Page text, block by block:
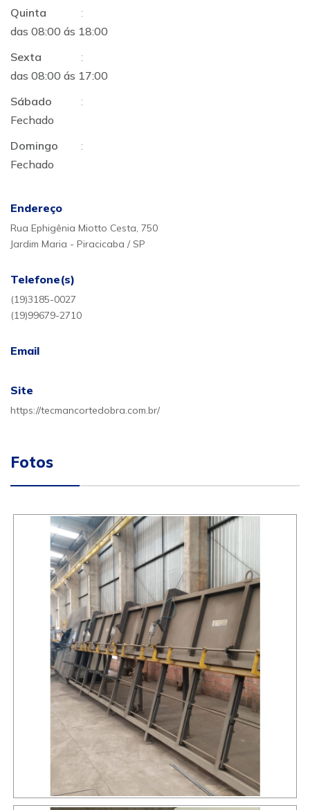
Quinta
:
das 08:00 ás 18:00
Sexta
:
das 08:00 ás 17:00
Sábado
:
Fechado
Domingo
:
Fechado
Endereço
Rua Ephigênia Miotto Cesta, 750
Jardim Maria - Piracicaba / SP
Telefone(s)
(19)3185-0027
(19)99679-2710
Email
Site
https://tecmancortedobra.com.br/
Fotos